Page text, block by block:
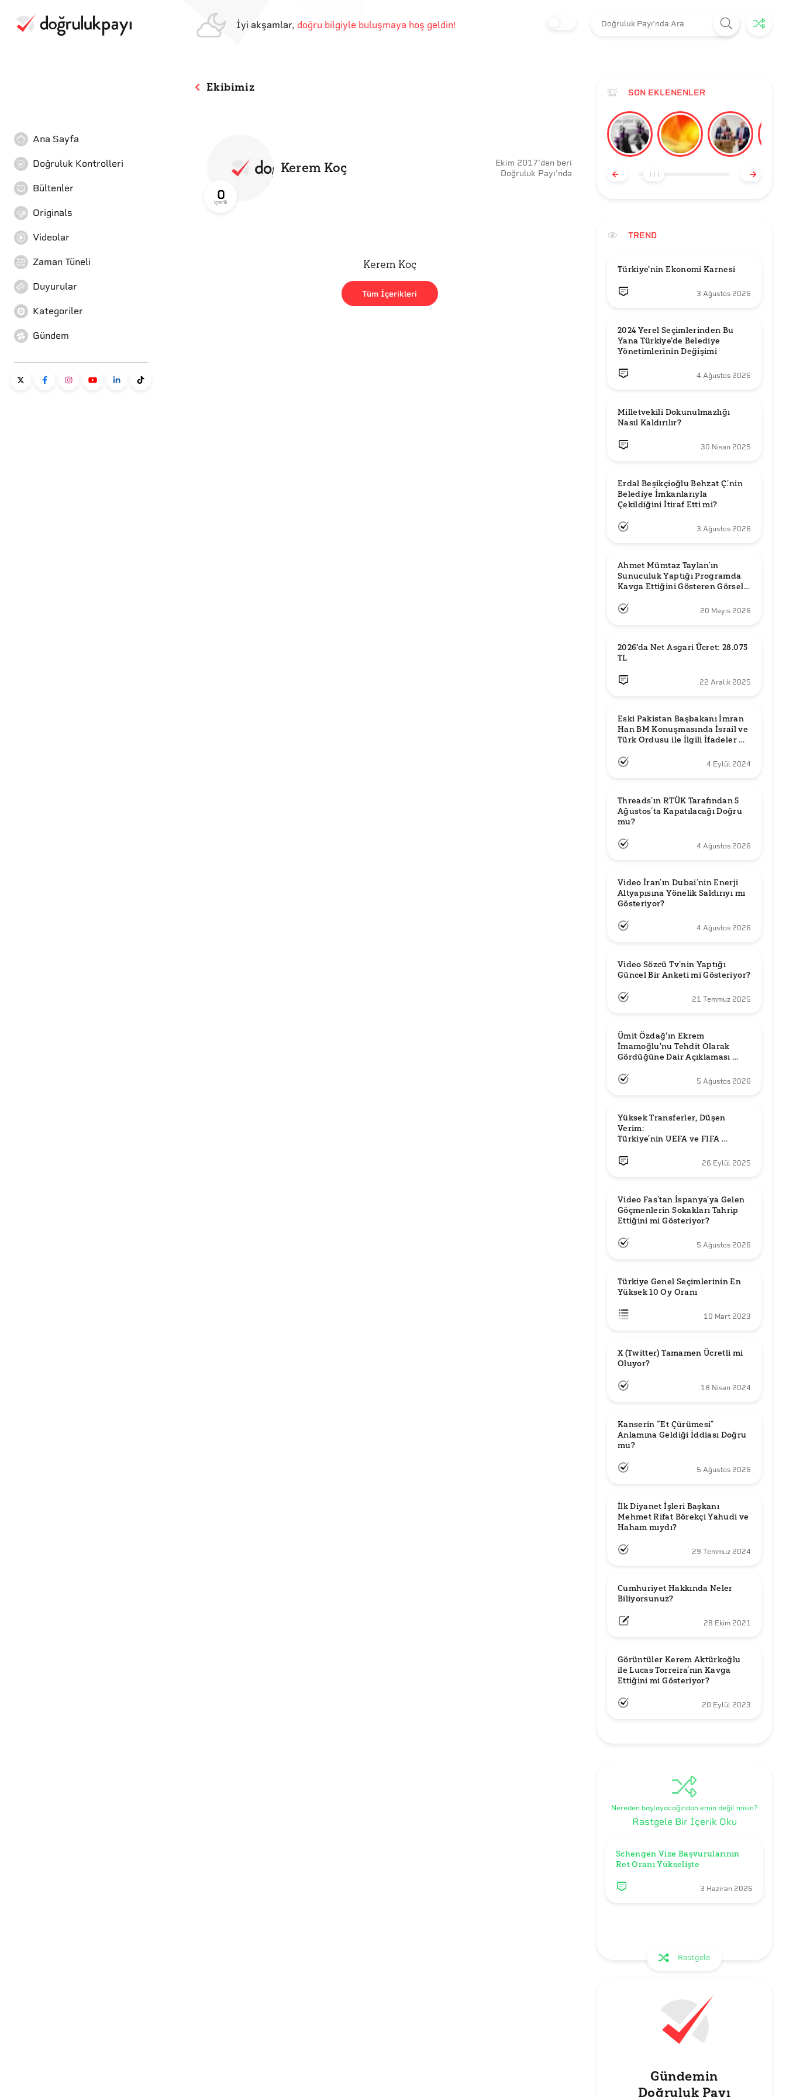
İyi akşamlar, doğru bilgiyle buluşmaya hoş geldin!
Ana Sayfa
Doğruluk Kontrolleri
Bültenler
Originals
Videolar
Zaman Tüneli
Duyurular
Kategoriler
Gündem
Ekibimiz
0
içerik
Kerem Koç Ekim 2017’den beri
Doğruluk Payı’nda
Kerem Koç
Tüm İçerikleri
SON EKLENENLER
TREND
Türkiye'nin Ekonomi Karnesi
3 Ağustos 2026
2024 Yerel Seçimlerinden Bu
Yana Türkiye'de Belediye
Yönetimlerinin Değişimi
4 Ağustos 2026
Milletvekili Dokunulmazlığı
Nasıl Kaldırılır?
30 Nisan 2025
Erdal Beşikçioğlu Behzat Ç.’nin
Belediye İmkanlarıyla
3 Ağustos 2026
Ahmet Mümtaz Taylan’ın
Sunuculuk Yaptığı Programda
Kavga Ettiğini Gösteren Görsel
20 Mayıs 2026
2026'da Net Asgari Ücret: 28.075
TL
22 Aralık 2025
Eski Pakistan Başbakanı İmran
Han BM Konuşmasında İsrail ve
Türk Ordusu ile İlgili İfadeler mi
4 Eylül 2024
Threads’ın RTÜK Tarafından 5
Ağustos’ta Kapatılacağı Doğru
mu?
4 Ağustos 2026
Video İran’ın Dubai’nin Enerji
Altyapısına Yönelik Saldırıyı mı
Gösteriyor?
4 Ağustos 2026
Video Sözcü Tv’nin Yaptığı
Güncel Bir Anketi mi Gösteriyor?
21 Temmuz 2025
Ümit Özdağ'ın Ekrem
İmamoğlu'nu Tehdit Olarak
Gördüğüne Dair Açıklaması
5 Ağustos 2026
Yüksek Transferler, Düşen
Verim:
Türkiye’nin UEFA ve FIFA
26 Eylül 2025
Video Fas’tan İspanya’ya Gelen
Göçmenlerin Sokakları Tahrip
Ettiğini mi Gösteriyor?
5 Ağustos 2026
Türkiye Genel Seçimlerinin En
Yüksek 10 Oy Oranı
10 Mart 2023
X (Twitter) Tamamen Ücretli mi
Oluyor?
18 Nisan 2024
Kanserin “Et Çürümesi”
Anlamına Geldiği İddiası Doğru
mu?
5 Ağustos 2026
İlk Diyanet İşleri Başkanı
Mehmet Rifat Börekçi Yahudi ve
Haham mıydı?
29 Temmuz 2024
Cumhuriyet Hakkında Neler
Biliyorsunuz?
28 Ekim 2021
Görüntüler Kerem Aktürkoğlu
ile Lucas Torreira’nın Kavga
Ettiğini mi Gösteriyor?
20 Eylül 2023
Nereden başlayacağından emin değil misin?
Rastgele Bir İçerik Oku
Schengen Vize Başvurularının
3 Haziran 2026
Rastgele
Gündemin
Doğruluk Payı